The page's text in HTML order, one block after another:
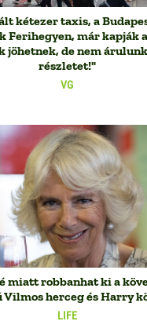
VG
kétezer taxis, a
Ferihegyen, már kapják
jöhetnek, de nem
részletet!"
LIFE
miatt robbanhat ki a
Vilmos herceg és Harry